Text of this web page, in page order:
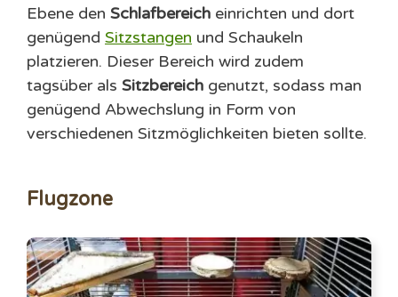
Ebene den Schlafbereich einrichten und dort
genügend Sitzstangen und Schaukeln
platzieren. Dieser Bereich wird zudem
tagsüber als Sitzbereich genutzt, sodass man
genügend Abwechslung in Form von
verschiedenen Sitzmöglichkeiten bieten sollte.
Flugzone